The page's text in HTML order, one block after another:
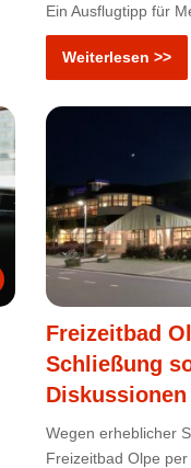
Ein Ausflugtipp für
Weiterlesen >>
Freizeitbad
Schließung
Wegen erheblicher
Freizeitbad Olpe